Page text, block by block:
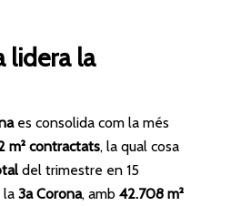
lidera la
es consolida com la més
m² contractats, la qual cosa
del trimestre en 15
la 3a Corona, amb 42.708 m²